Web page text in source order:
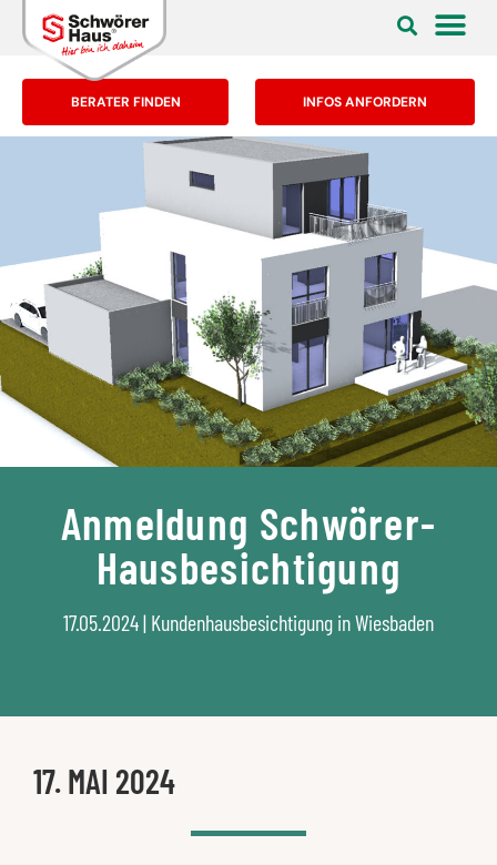
BERATER FINDEN INFOS ANFORDERN
Anmeldung Schwörer-
Hausbesichtigung
17.05.2024 | Kundenhausbesichtigung in Wiesbaden
17. MAI 2024